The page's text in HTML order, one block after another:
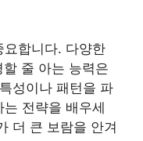
요합니다. 다양한
할 줄 아는 능력은
성이나 패턴을 파
전략을 배우세
더 큰 보람을 안겨